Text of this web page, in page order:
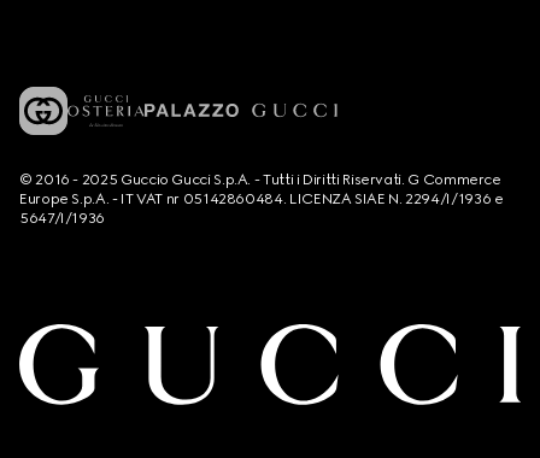
© 2016 - 2025 Guccio Gucci S.p.A. - Tutti i Diritti Riservati. G Commerce
Europe S.p.A. - IT VAT nr 05142860484. LICENZA SIAE N. 2294/I/1936 e
5647/I/1936